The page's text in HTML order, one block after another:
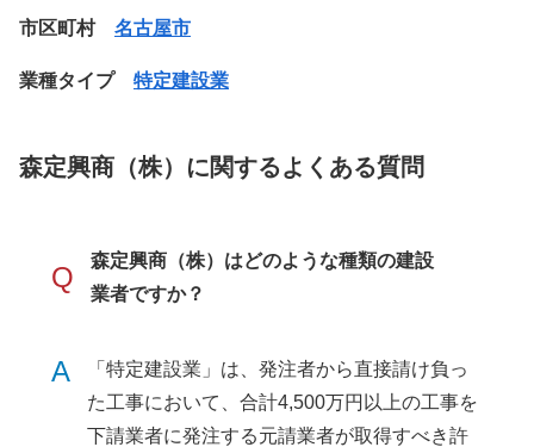
市区町村 名古屋市
業種タイプ 特定建設業
森定興商（株）に関するよくある質問
Q
森定興商（株）はどのような種類の建設
業者ですか？
A
「特定建設業」は、発注者から直接請け負っ
た工事において、合計4,500万円以上の工事を
下請業者に発注する元請業者が取得すべき許